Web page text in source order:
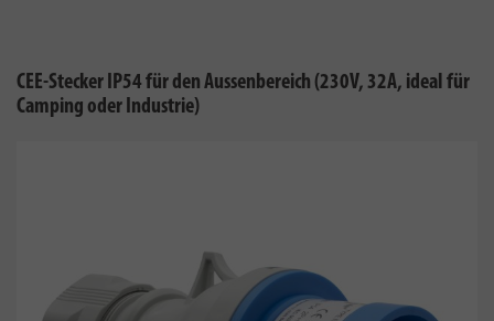
CEE-Stecker IP54 für den Aussenbereich (230V, 32A, ideal für
Camping oder Industrie)